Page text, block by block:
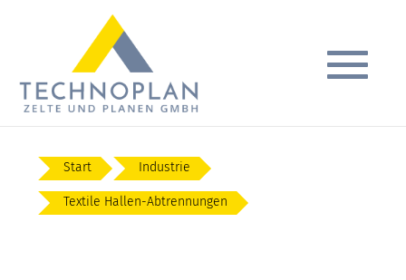
Start Industrie
Textile Hallen-Abtrennungen